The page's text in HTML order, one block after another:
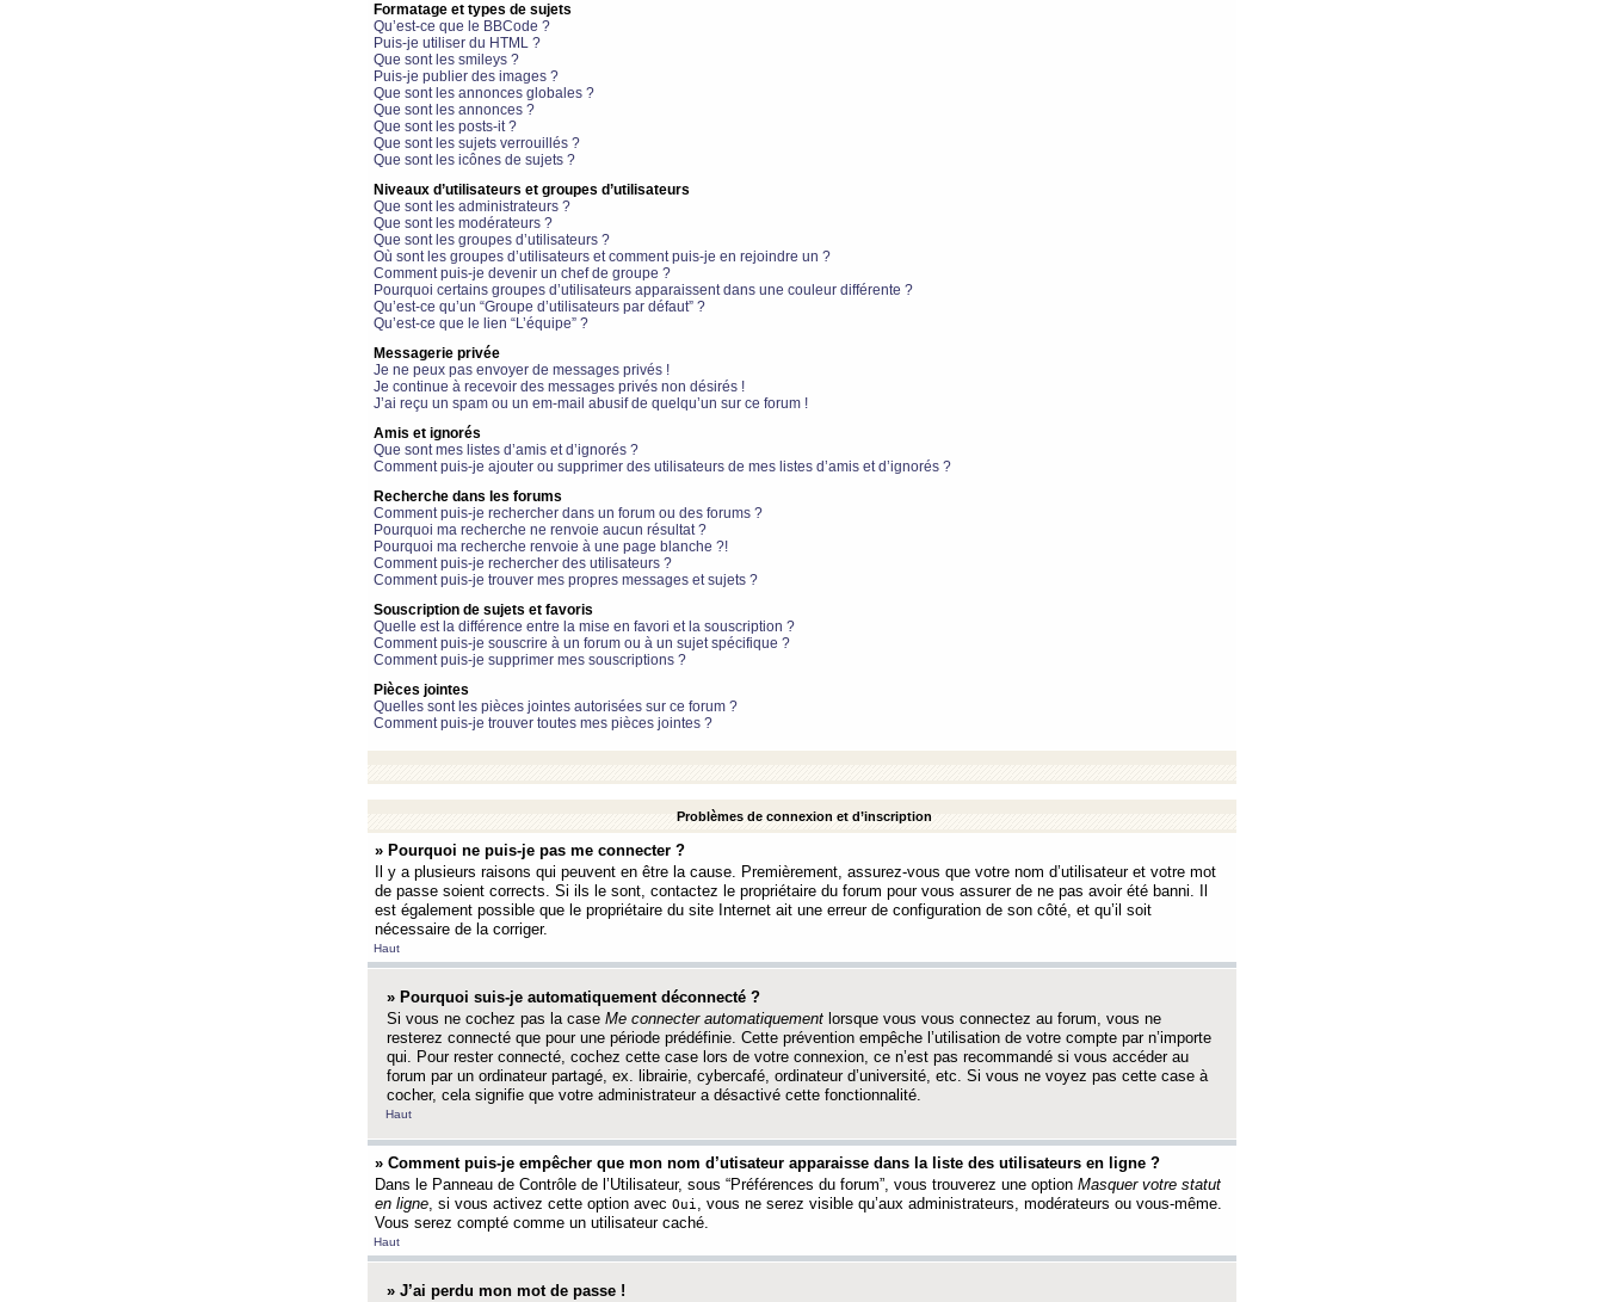
Formatage et types de sujets
Qu’est-ce que le BBCode ?
Puis-je utiliser du HTML ?
Que sont les smileys ?
Puis-je publier des images ?
Que sont les annonces globales ?
Que sont les annonces ?
Que sont les posts-it ?
Que sont les sujets verrouillés ?
Que sont les icônes de sujets ?
Niveaux d’utilisateurs et groupes d’utilisateurs
Que sont les administrateurs ?
Que sont les modérateurs ?
Que sont les groupes d’utilisateurs ?
Où sont les groupes d’utilisateurs et comment puis-je en rejoindre un ?
Comment puis-je devenir un chef de groupe ?
Pourquoi certains groupes d’utilisateurs apparaissent dans une couleur différente ?
Qu’est-ce qu’un “Groupe d’utilisateurs par défaut” ?
Qu’est-ce que le lien “L’équipe” ?
Messagerie privée
Je ne peux pas envoyer de messages privés !
Je continue à recevoir des messages privés non désirés !
J’ai reçu un spam ou un em-mail abusif de quelqu’un sur ce forum !
Amis et ignorés
Que sont mes listes d’amis et d’ignorés ?
Comment puis-je ajouter ou supprimer des utilisateurs de mes listes d’amis et d’ignorés ?
Recherche dans les forums
Comment puis-je rechercher dans un forum ou des forums ?
Pourquoi ma recherche ne renvoie aucun résultat ?
Pourquoi ma recherche renvoie à une page blanche ?!
Comment puis-je rechercher des utilisateurs ?
Comment puis-je trouver mes propres messages et sujets ?
Souscription de sujets et favoris
Quelle est la différence entre la mise en favori et la souscription ?
Comment puis-je souscrire à un forum ou à un sujet spécifique ?
Comment puis-je supprimer mes souscriptions ?
Pièces jointes
Quelles sont les pièces jointes autorisées sur ce forum ?
Comment puis-je trouver toutes mes pièces jointes ?
Problèmes de connexion et d’inscription
» Pourquoi ne puis-je pas me connecter ?
Il y a plusieurs raisons qui peuvent en être la cause. Premièrement, assurez-vous que votre nom d’utilisateur et votre mot
de passe soient corrects. Si ils le sont, contactez le propriétaire du forum pour vous assurer de ne pas avoir été banni. Il
est également possible que le propriétaire du site Internet ait une erreur de configuration de son côté, et qu’il soit
nécessaire de la corriger.
Haut
» Pourquoi suis-je automatiquement déconnecté ?
Si vous ne cochez pas la case Me connecter automatiquement lorsque vous vous connectez au forum, vous ne
resterez connecté que pour une période prédéfinie. Cette prévention empêche l’utilisation de votre compte par n’importe
qui. Pour rester connecté, cochez cette case lors de votre connexion, ce n’est pas recommandé si vous accéder au
forum par un ordinateur partagé, ex. librairie, cybercafé, ordinateur d’université, etc. Si vous ne voyez pas cette case à
cocher, cela signifie que votre administrateur a désactivé cette fonctionnalité.
Haut
» Comment puis-je empêcher que mon nom d’utisateur apparaisse dans la liste des utilisateurs en ligne ?
Dans le Panneau de Contrôle de l’Utilisateur, sous “Préférences du forum”, vous trouverez une option Masquer votre statut
en ligne, si vous activez cette option avec Oui , vous ne serez visible qu’aux administrateurs, modérateurs ou vous-même.
Vous serez compté comme un utilisateur caché.
Haut
» J’ai perdu mon mot de passe !